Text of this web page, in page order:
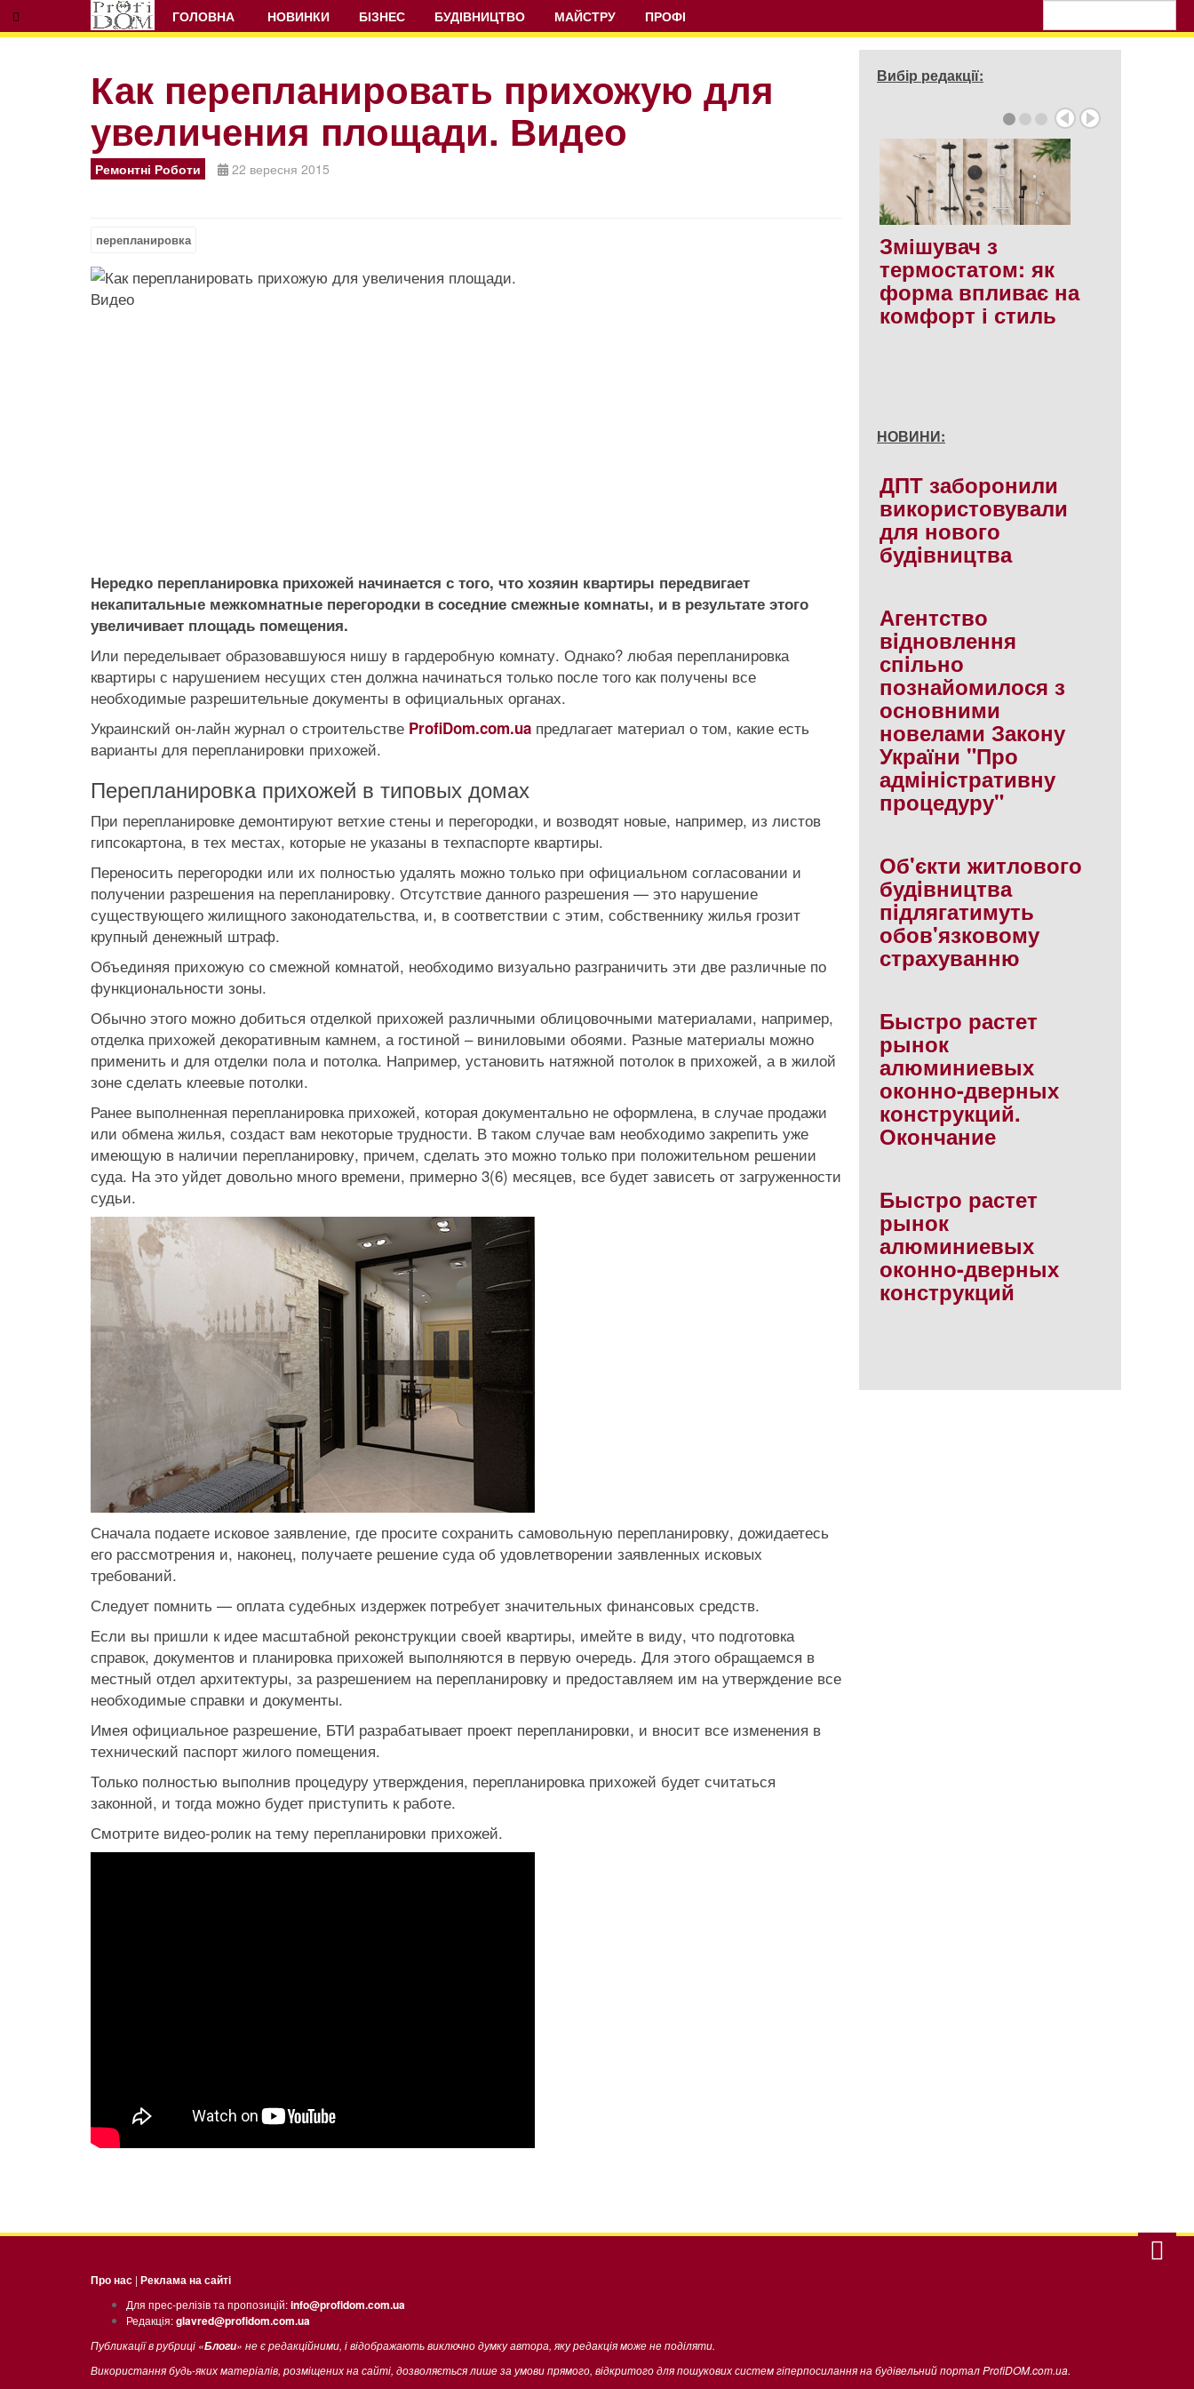
ГОЛОВНА НОВИНКИ БІЗНЕС БУДІВНИЦТВО МАЙСТРУ ПРОФІ
Как перепланировать прихожую для
увеличения площади. Видео
Ремонтні Роботи 22 вересня 2015
перепланировка
Нередко перепланировка прихожей начинается с того, что хозяин квартиры передвигает
некапитальные межкомнатные перегородки в соседние смежные комнаты, и в результате этого
увеличивает площадь помещения.
Или переделывает образовавшуюся нишу в гардеробную комнату. Однако? любая перепланировка
квартиры с нарушением несущих стен должна начинаться только после того как получены все
необходимые разрешительные документы в официальных органах.
Украинский он-лайн журнал о строительстве ProfiDom.com.ua предлагает материал о том, какие есть
варианты для перепланировки прихожей.
Перепланировка прихожей в типовых домах
При перепланировке демонтируют ветхие стены и перегородки, и возводят новые, например, из листов
гипсокартона, в тех местах, которые не указаны в техпаспорте квартиры.
Переносить перегородки или их полностью удалять можно только при официальном согласовании и
получении разрешения на перепланировку. Отсутствие данного разрешения — это нарушение
существующего жилищного законодательства, и, в соответствии с этим, собственнику жилья грозит
крупный денежный штраф.
Объединяя прихожую со смежной комнатой, необходимо визуально разграничить эти две различные по
функциональности зоны.
Обычно этого можно добиться отделкой прихожей различными облицовочными материалами, например,
отделка прихожей декоративным камнем, а гостиной – виниловыми обоями. Разные материалы можно
применить и для отделки пола и потолка. Например, установить натяжной потолок в прихожей, а в жилой
зоне сделать клеевые потолки.
Ранее выполненная перепланировка прихожей, которая документально не оформлена, в случае продажи
или обмена жилья, создаст вам некоторые трудности. В таком случае вам необходимо закрепить уже
имеющую в наличии перепланировку, причем, сделать это можно только при положительном решении
суда. На это уйдет довольно много времени, примерно 3(6) месяцев, все будет зависеть от загруженности
судьи.
Сначала подаете исковое заявление, где просите сохранить самовольную перепланировку, дожидаетесь
его рассмотрения и, наконец, получаете решение суда об удовлетворении заявленных исковых
требований.
Следует помнить — оплата судебных издержек потребует значительных финансовых средств.
Если вы пришли к идее масштабной реконструкции своей квартиры, имейте в виду, что подготовка
справок, документов и планировка прихожей выполняются в первую очередь. Для этого обращаемся в
местный отдел архитектуры, за разрешением на перепланировку и предоставляем им на утверждение все
необходимые справки и документы.
Имея официальное разрешение, БТИ разрабатывает проект перепланировки, и вносит все изменения в
технический паспорт жилого помещения.
Только полностью выполнив процедуру утверждения, перепланировка прихожей будет считаться
законной, и тогда можно будет приступить к работе.
Смотрите видео-ролик на тему перепланировки прихожей.
Вибір редакції:
Next
Змішувач з
термостатом: як
форма впливає на
комфорт і стиль
НОВИНИ:
ДПТ заборонили
використовували
для нового
будiвництва
Агентство
вiдновлення
спiльно
познайомилося з
основними
новелами Закону
України "Про
адмiнiстративну
процедуру"
Об'єкти житлового
будiвництва
пiдлягатимуть
обов'язковому
страхуванню
Быстро растет
рынок
алюминиевых
оконно-дверных
конструкций.
Окончание
Быстро растет
рынок
алюминиевых
оконно-дверных
конструкций
Про нас | Реклама на сайті
Для прес-релізів та пропозицій:info@profidom.com.ua
Редакція:glavred@profidom.com.ua
Публикації в рубриці «Блоги» не є редакційними, і відображають виключно думку автора, яку редакція може не поділяти.
Використання будь-яких матеріалів, розміщених на сайті, дозволяється лише за умови прямого, відкритого для пошукових систем гіперпосилання на будівельний портал ProfiDOM.com.ua.